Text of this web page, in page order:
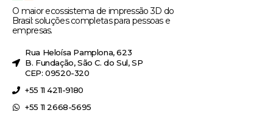
O maior ecossistema de impressão 3D do
Brasil: soluções completas para pessoas e
empresas.
Rua Heloísa Pamplona, 623
B. Fundação, São C. do Sul, SP
CEP: 09520-320
+55 11 4211-9180
+55 11 2668-5695